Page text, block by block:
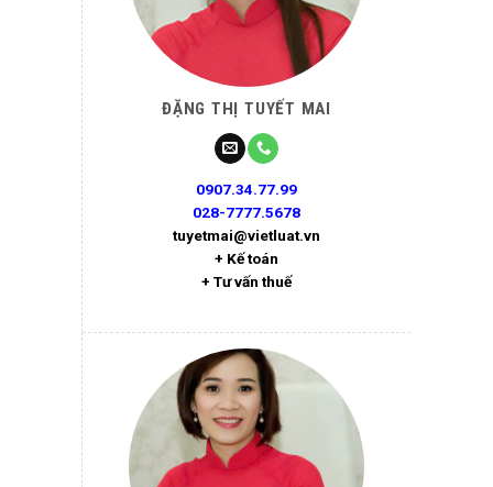
ĐẶNG THỊ TUYẾT MAI
0907.34.77.99
028-7777.5678
tuyetmai@vietluat.vn
+ Kế toán
+ Tư vấn thuế